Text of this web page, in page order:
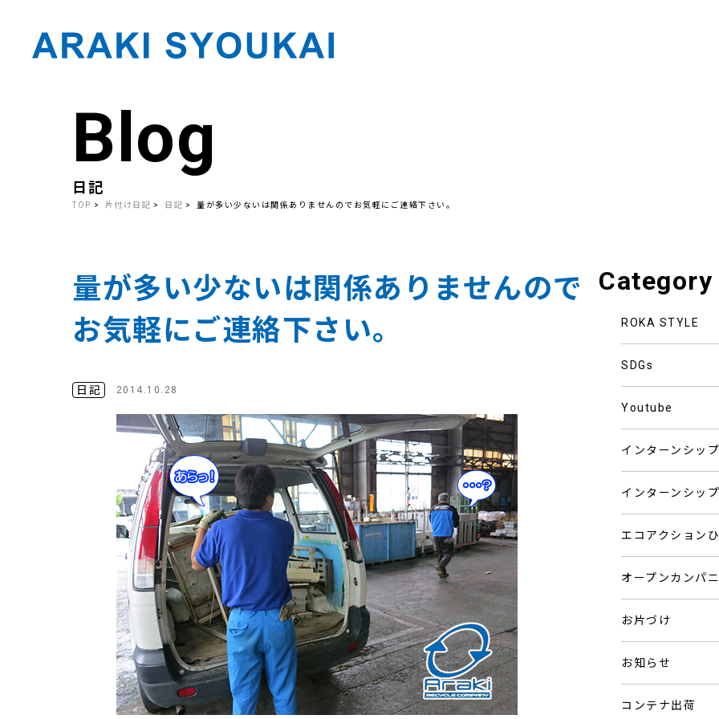
Blog
日記
TOP 片付け日記 日記 量が多い少ないは関係ありませんのでお気軽にご連絡下さい。
量が多い少ないは関係ありませんので
お気軽にご連絡下さい。
日記 2014.10.28
Category
ROKA STYLE
SDGs
Youtube
インターンシップ
インターンシップ
エコアクション
オープンカンパ
お片づけ
お知らせ
コンテナ出荷